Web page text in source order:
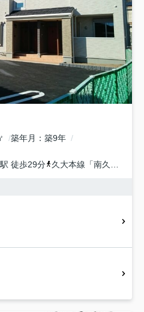
築年月
築9年
駅 徒歩29分 久大本線 「南久留米